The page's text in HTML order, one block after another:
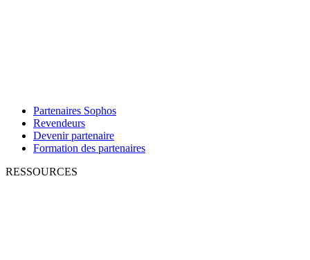
Partenaires Sophos
Revendeurs
Devenir partenaire
Formation des partenaires
RESSOURCES